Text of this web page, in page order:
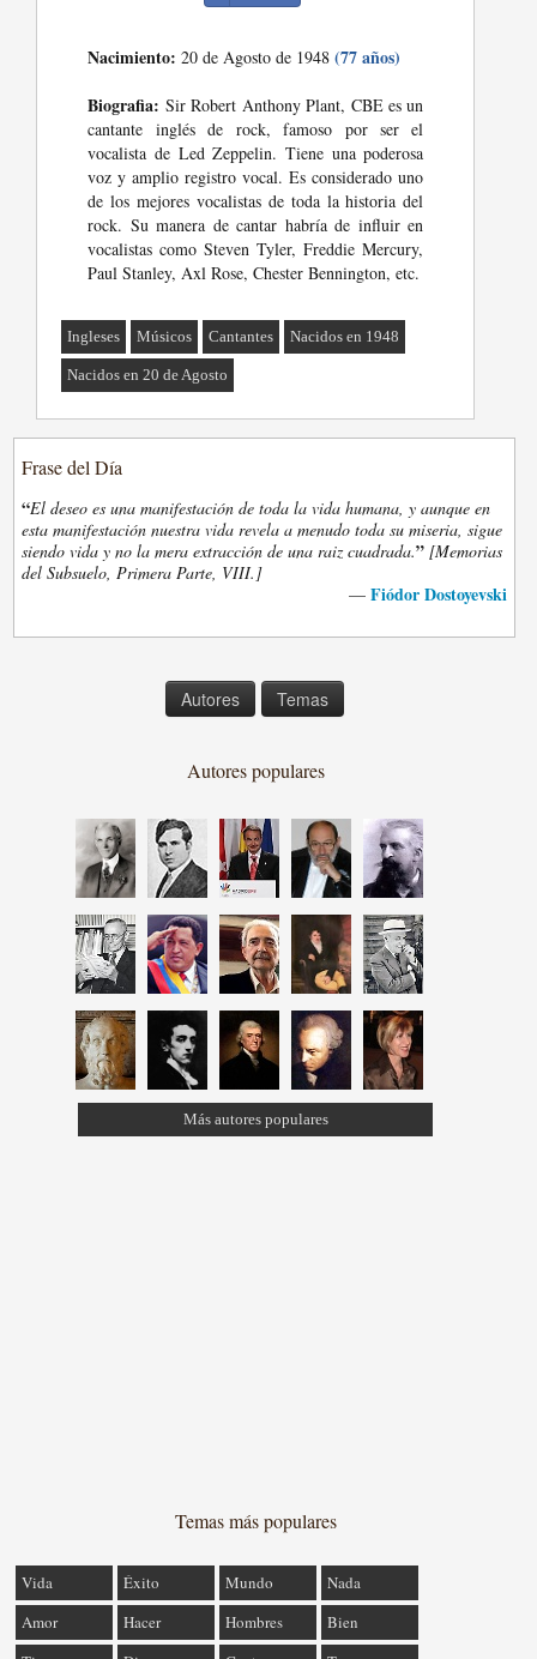
Nacimiento: 20 de Agosto de 1948(77 años)
Biografia: Sir Robert Anthony Plant, CBE es un
cantante inglés de rock, famoso por ser el
vocalista de Led Zeppelin. Tiene una poderosa
voz y amplio registro vocal. Es considerado uno
de los mejores vocalistas de toda la historia del
rock. Su manera de cantar habría de influir en
vocalistas como Steven Tyler, Freddie Mercury,
Paul Stanley, Axl Rose, Chester Bennington, etc.
Ingleses Músicos Cantantes Nacidos en 1948
Nacidos en 20 de Agosto
Frase del Día
“El deseo es una manifestación de toda la vida humana, y aunque en
esta manifestación nuestra vida revela a menudo toda su miseria, sigue
siendo vida y no la mera extracción de una raiz cuadrada.” [Memorias
del Subsuelo, Primera Parte, VIII.]
— Fiódor Dostoyevski
Autores Temas
Autores populares
Más autores populares
Temas más populares
Vida Éxito Mundo
Nada
Amor
Hacer Hombres
Bien